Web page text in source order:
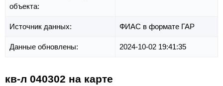
объекта:
Источник данных: ФИАС в формате ГАР
Данные обновлены: 2024-10-02 19:41:35
кв-л 040302 на карте